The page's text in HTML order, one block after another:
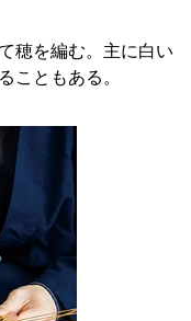
穂を編む。主に白い
こともある。